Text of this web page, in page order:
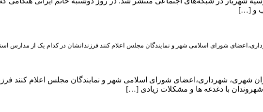
شورای اسلامی شهر و نمایندگان مجلس اعلام کنند فرزندانشان در کدام یک از مدارس
شهری، شهرداری،اعضای شورای اسلامی شهر و نمایندگان مجلس اعلام کنند
با دغدغه ها و مشکلات زیادی […]